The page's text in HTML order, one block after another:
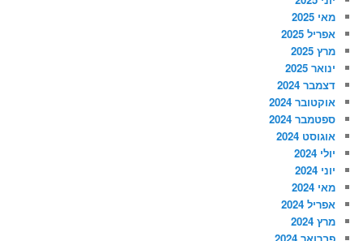
מאי 2025
אפריל 2025
מרץ 2025
ינואר 2025
דצמבר 2024
אוקטובר 2024
ספטמבר 2024
אוגוסט 2024
יולי 2024
יוני 2024
מאי 2024
אפריל 2024
מרץ 2024